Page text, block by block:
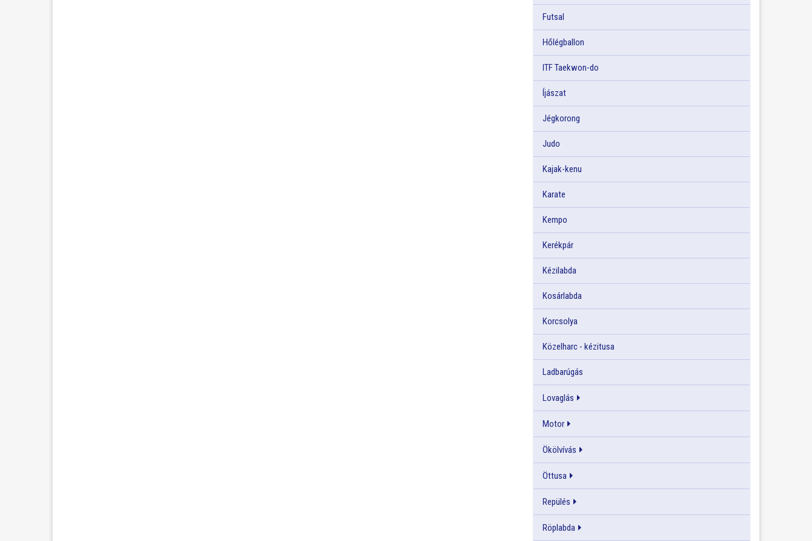
Futsal
Hőlégballon
ITF Taekwon-do
Íjászat
Jégkorong
Judo
Kajak-kenu
Karate
Kempo
Kerékpár
Kézilabda
Kosárlabda
Korcsolya
Közelharc - kézitusa
Ladbarúgás
Lovaglás
Motor
Ökölvívás
Öttusa
Repülés
Röplabda